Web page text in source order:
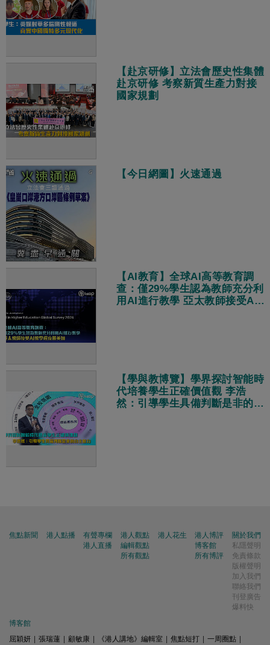
【赴京研修】立法會歷史性集體
赴京研修 考察新質生產力對接
國家規劃
【今日網圖】火速通過
【AI教育】全球AI高等教育調
查：僅29%學生認為教師充分利
用AI進行教學 亞太教師接受AI
【學與教博覽】學界探討智能時
代培養學生正確價值觀 李浩
然：引導學生具備判斷是非的自
焦點新聞 港人點播
有聲專欄
港人直播
港人觀點
編輯觀點
所有觀點
港人花生
港人博評
博客館
所有博評
關於我們
私隱聲明
免責條款
版權聲明
加入我們
聯絡我們
刊登廣告
爆料快
博客館
屈穎妍
張瑞蓮 顧敏康 《港人講地》編輯室 焦點短打 一周圈點